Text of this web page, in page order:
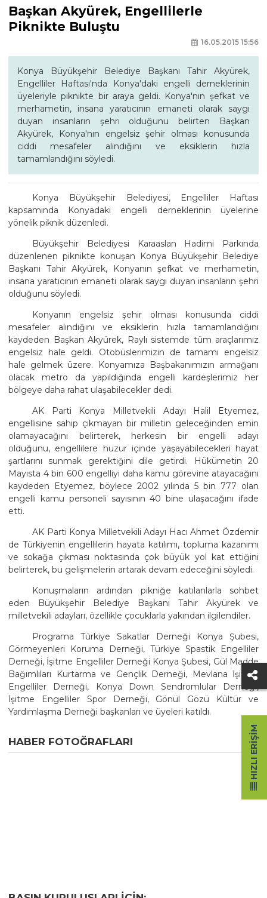
Başkan Akyürek, Engellilerle
Piknikte Buluştu
16.05.2015 15:56
Konya Büyükşehir Belediye Başkanı Tahir Akyürek,
Engelliler Haftası'nda Konya'daki engelli derneklerinin
üyeleriyle piknikte bir araya geldi. Konya'nın şefkat ve
merhametin, insana yaratıcının emaneti olarak saygı
duyan insanların şehri olduğunu belirten Başkan
Akyürek, Konya'nın engelsiz şehir olması konusunda
ciddi mesafeler alındığını ve eksiklerin hızla
tamamlandığını söyledi.
Konya Büyükşehir Belediyesi, Engelliler Haftası
kapsamında Konyadaki engelli derneklerinin üyelerine
yönelik piknik düzenledi.
Büyükşehir Belediyesi Karaaslan Hadimi Parkında
düzenlenen piknikte konuşan Konya Büyükşehir Belediye
Başkanı Tahir Akyürek, Konyanın şefkat ve merhametin,
insana yaratıcının emaneti olarak saygı duyan insanların şehri
olduğunu söyledi.
Konyanın engelsiz şehir olması konusunda ciddi
mesafeler alındığını ve eksiklerin hızla tamamlandığını
kaydeden Başkan Akyürek, Raylı sistemde tüm araçlarımız
engelsiz hale geldi. Otobüslerimizin de tamamı engelsiz
hale gelmek üzere. Konyamıza Başbakanımızın armağanı
olacak metro da yapıldığında engelli kardeşlerimiz her
bölgeye daha rahat ulaşabilecekler dedi.
AK Parti Konya Milletvekili Adayı Halil Etyemez,
engellisine sahip çıkmayan bir milletin geleceğinden emin
olamayacağını belirterek, herkesin bir engelli adayı
olduğunu, engellilere huzur içinde yaşayabilecekleri hayat
şartlarını sunmak gerektiğini dile getirdi. Hükümetin 20
Mayısta 4 bin 600 engelliyi daha kamu görevine atayacağını
kaydeden Etyemez, böylece 2002 yılında 5 bin 777 olan
engelli kamu personeli sayısının 40 bine ulaşacağını ifade
etti.
AK Parti Konya Milletvekili Adayı Hacı Ahmet Özdemir
de Türkiyenin engellilerin hayata katılımı, topluma kazanımı
ve sokağa çıkması noktasında çok büyük yol kat ettiğini
belirterek, bu gelişmelerin artarak devam edeceğini söyledi.
Konuşmaların ardından pikniğe katılanlarla sohbet
eden Büyükşehir Belediye Başkanı Tahir Akyürek ve
milletvekili adayları, özellikle çocuklarla yakından ilgilendiler.
Programa Türkiye Sakatlar Derneği Konya Şubesi,
Görmeyenleri Koruma Derneği, Türkiye Spastik Engelliler
Derneği, İşitme Engelliler Derneği Konya Şubesi, Gül Madde
Bağımlıları Kurtarma ve Gençlik Derneği, Mevlana İşitme
Engelliler Derneği, Konya Down Sendromlular Derneği,
İşitme Engelliler Spor Derneği, Gönül Gözü Kültür ve
Yardımlaşma Derneği başkanları ve üyeleri katıldı.
HABER FOTOĞRAFLARI HIZLI ERIŞIM